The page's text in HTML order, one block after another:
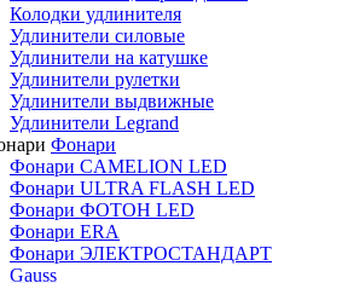
Колодки удлинителя
Удлинители силовые
Удлинители на катушке
Удлинители рулетки
Удлинители выдвижные
Удлинители Legrand
Фонари
Фонари CAMELION LED
Фонари ULTRA FLASH LED
Фонари ФОТОН LED
Фонари ERA
Фонари ЭЛЕКТРОСТАНДАРТ
Gauss